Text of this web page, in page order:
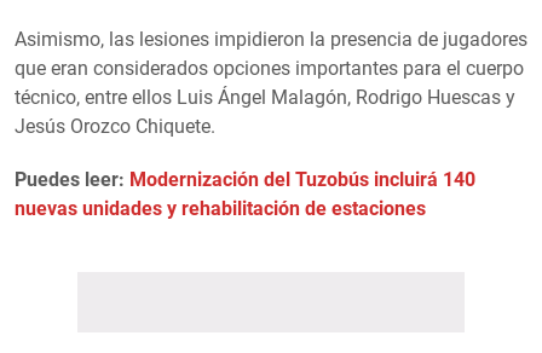
Asimismo, las lesiones impidieron la presencia de jugadores
que eran considerados opciones importantes para el cuerpo
técnico, entre ellos Luis Ángel Malagón, Rodrigo Huescas y
Jesús Orozco Chiquete.
Puedes leer: Modernización del Tuzobús incluirá 140
nuevas unidades y rehabilitación de estaciones